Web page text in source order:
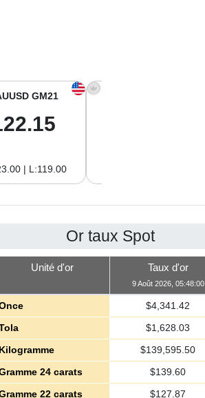
GM21
| L:119.00
Or taux Spot
Unité d'or Taux d'or
9 Août 2026, 05:48:00
$4,341.42
$1,628.03
$139,595.50
24 carats
$139.60
22 carats
$127.87